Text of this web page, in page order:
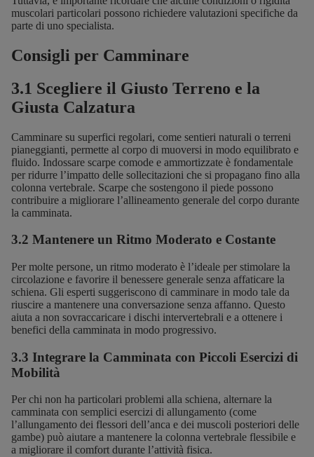
muscolari particolari possono richiedere valutazioni specifiche da
parte di uno specialista.
Consigli per Camminare
3.1 Scegliere il Giusto Terreno e la
Giusta Calzatura
Camminare su superfici regolari, come sentieri naturali o terreni
pianeggianti, permette al corpo di muoversi in modo equilibrato e
fluido. Indossare scarpe comode e ammortizzate è fondamentale
per ridurre l’impatto delle sollecitazioni che si propagano fino alla
colonna vertebrale. Scarpe che sostengono il piede possono
contribuire a migliorare l’allineamento generale del corpo durante
la camminata.
3.2 Mantenere un Ritmo Moderato e Costante
Per molte persone, un ritmo moderato è l’ideale per stimolare la
circolazione e favorire il benessere generale senza affaticare la
schiena. Gli esperti suggeriscono di camminare in modo tale da
riuscire a mantenere una conversazione senza affanno. Questo
aiuta a non sovraccaricare i dischi intervertebrali e a ottenere i
benefici della camminata in modo progressivo.
3.3 Integrare la Camminata con Piccoli Esercizi di
Mobilità
Per chi non ha particolari problemi alla schiena, alternare la
camminata con semplici esercizi di allungamento (come
l’allungamento dei flessori dell’anca e dei muscoli posteriori delle
gambe) può aiutare a mantenere la colonna vertebrale flessibile e
a migliorare il comfort durante l’attività fisica.